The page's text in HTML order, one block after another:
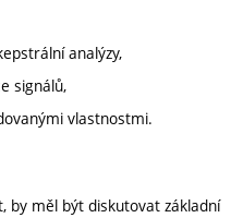
analýzy,
signálů,
vlastnostmi.
by měl být diskutovat základní